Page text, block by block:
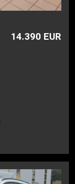
14.390 EUR